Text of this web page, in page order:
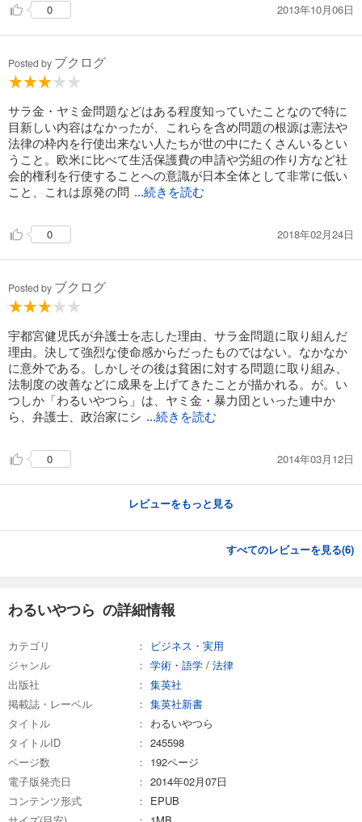
0 2013年10月06日
Posted by ブクログ
サラ金・ヤミ金問題などはある程度知っていたことなので特に
目新しい内容はなかったが、これらを含め問題の根源は憲法や
法律の枠内を行使出来ない人たちが世の中にたくさんいるとい
うこと。欧米に比べて生活保護費の申請や労組の作り方など社
会的権利を行使することへの意識が日本全体として非常に低い
こと、これは原発の問 ...続きを読む
0 2018年02月24日
Posted by ブクログ
宇都宮健児氏が弁護士を志した理由、サラ金問題に取り組んだ
理由。決して強烈な使命感からだったものではない。なかなか
に意外である。しかしその後は貧困に対する問題に取り組み、
法制度の改善などに成果を上げてきたことが描かれる。が。い
つしか「わるいやつら」は、ヤミ金・暴力団といった連中か
ら、弁護士、政治家にシ ...続きを読む
0 2014年03月12日
レビューをもっと見る
すべてのレビューを見る(6)
わるいやつら の詳細情報
カテゴリ
ビジネス・実用
ジャンル
学術・語学 / 法律
出版社
集英社
掲載誌・レーベル
集英社新書
タイトル
わるいやつら
タイトルID
245598
ページ数
192ページ
電子版発売日
2014年02月07日
コンテンツ形式
EPUB